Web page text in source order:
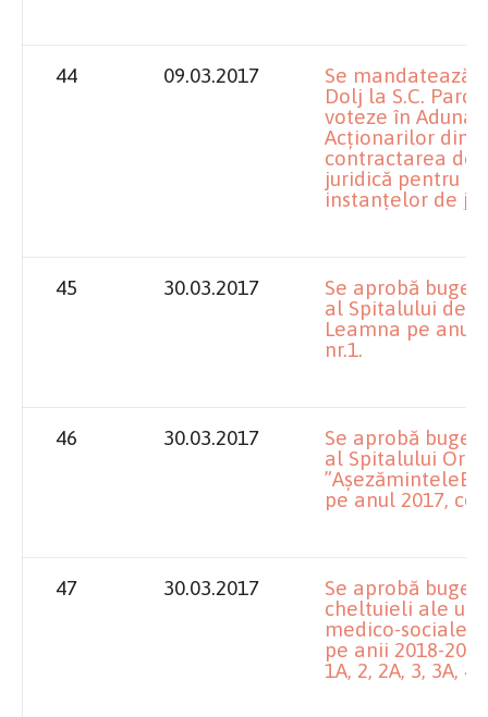
44 09.03.2017
Se mandatează
Dolj la S.C. Parc
voteze în
Acţionarilor din
contractarea de
juridică pentru
instanţelor de
45 30.03.2017
Se aprobă
al Spitalului de
Leamna pe anul
nr.1.
46 30.03.2017
Se aprobă
al Spitalului
pe anul 2017,
47 30.03.2017
Se aprobă
cheltuieli ale
medico-sociale,
pe anii 2018-
1A, 2, 2A, 3, 3A, 4,